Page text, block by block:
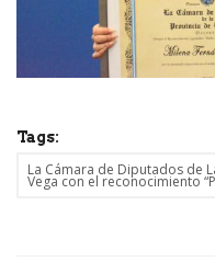
Tags:
La Cámara de Diputados de
Vega con el reconocimiento